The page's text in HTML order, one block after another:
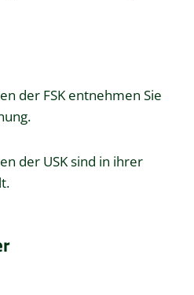
der FSK entnehmen Sie
der USK sind in ihrer